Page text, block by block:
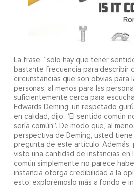
La frase, “solo hay que tener
bastante frecuencia para describir
circunstancias que son obvias para
personas, al menos para las
suficientemente cerca para
Edwards Deming, un respetado
en calidad, dijo: “El sentido común
sería común”. De modo que, al
perspectiva de Deming, usted tiene
pregunta de este artículo. Además,
visto una cantidad de instancias en
común simplemente no parece
instancia otorga credibilidad a la
esto, explorémoslo más a fondo e